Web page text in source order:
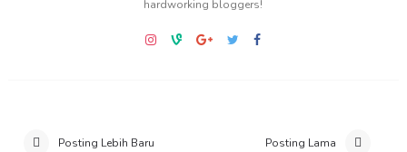
hardworking bloggers!
Posting Lebih Baru Posting Lama